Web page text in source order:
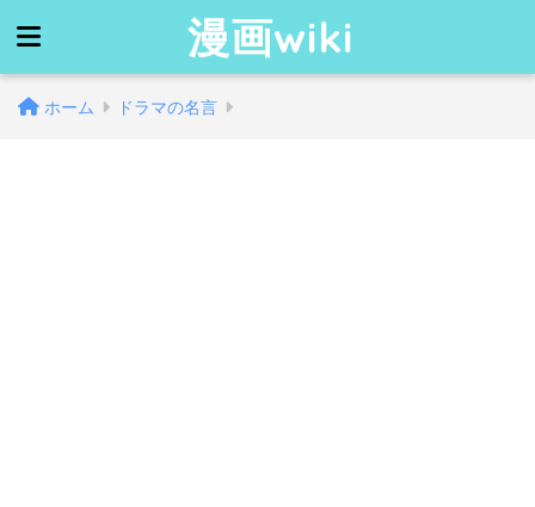
漫画wiki
ホーム ドラマの名言